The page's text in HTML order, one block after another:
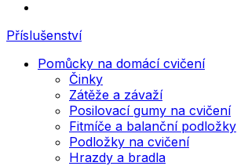
Příslušenství
Pomůcky na domácí cvičení
Činky
Zátěže a závaží
Posilovací gumy na cvičení
Fitmíče a balanční podložky
Podložky na cvičení
Hrazdy a bradla